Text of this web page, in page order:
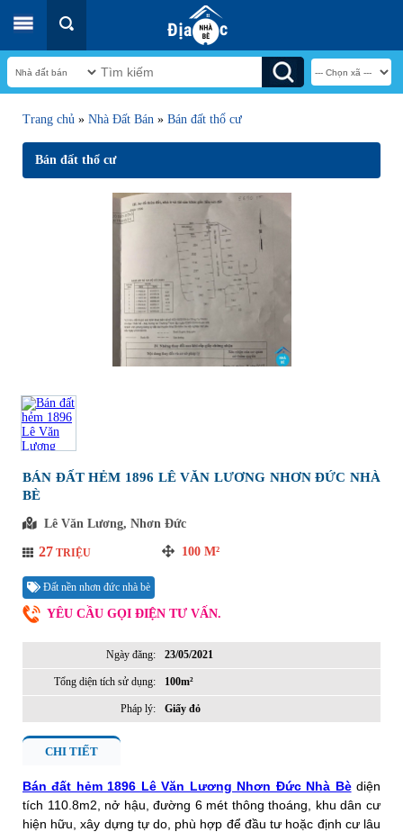
Trang chủ » Nhà Đất Bán » Bán đất thổ cư
Bán đất thổ cư
BÁN ĐẤT HẺM 1896 LÊ VĂN LƯƠNG NHƠN ĐỨC NHÀ
BÈ
Lê Văn Lương, Nhơn Đức
27 TRIỆU 100 M²
Đất nền nhơn đức nhà bè
YÊU CẦU GỌI ĐIỆN TƯ VẤN.
Ngày đăng: 23/05/2021
Tổng diện tích sử dụng: 100m²
Pháp lý: Giấy đỏ
CHI TIẾT
Bán đất hẻm 1896 Lê Văn Lương Nhơn Đức Nhà Bèdiện
tích 110.8m2, nở hậu, đường 6 mét thông thoáng, khu dân cư
hiện hữu, xây dựng tự do, phù hợp để đầu tư hoặc định cư lâu